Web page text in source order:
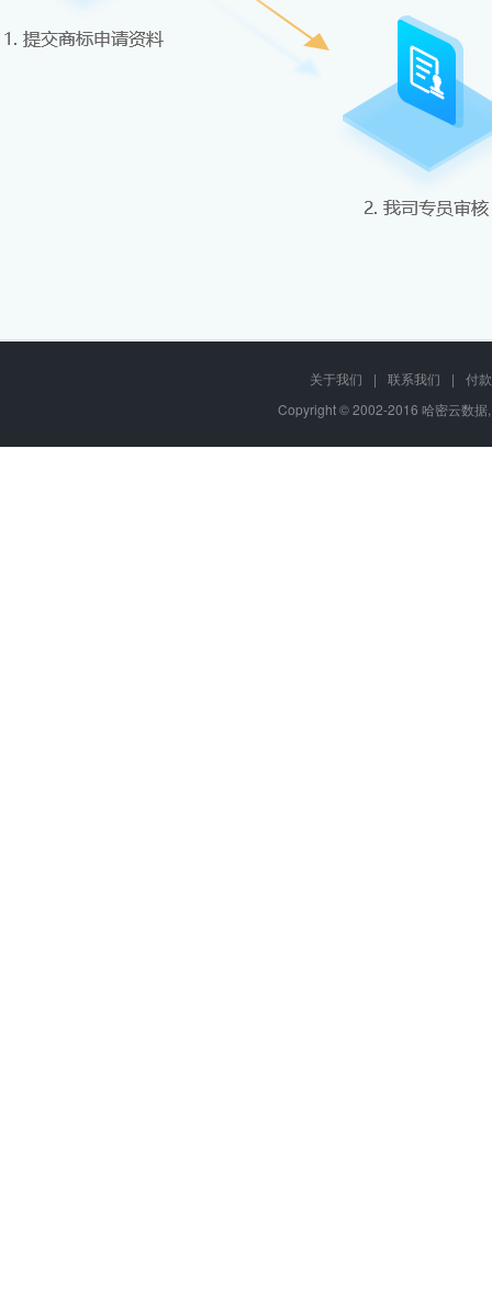
关于我们 | 联系我们 |
付
Copyright © 2002-2016 哈密云数